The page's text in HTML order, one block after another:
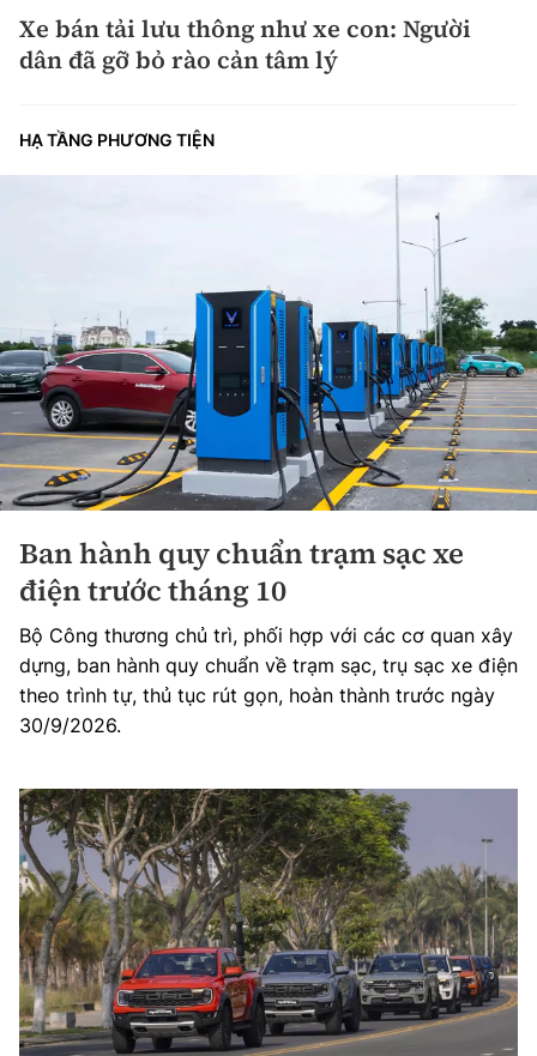
Xe bán tải lưu thông như xe con: Người
dân đã gỡ bỏ rào cản tâm lý
HẠ TẦNG PHƯƠNG TIỆN
Ban hành quy chuẩn trạm sạc xe
điện trước tháng 10
Bộ Công thương chủ trì, phối hợp với các cơ quan xây
dựng, ban hành quy chuẩn về trạm sạc, trụ sạc xe điện
theo trình tự, thủ tục rút gọn, hoàn thành trước ngày
30/9/2026.